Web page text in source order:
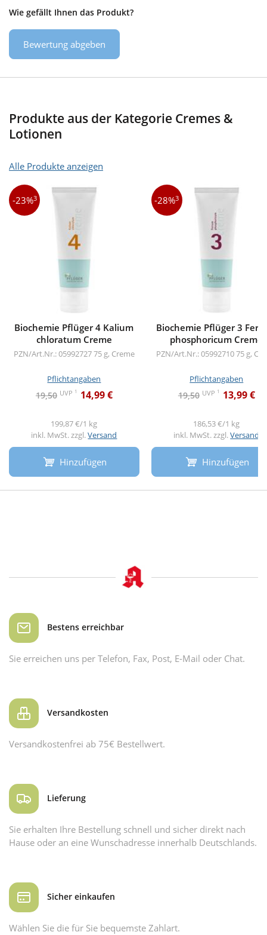
Wie gefällt Ihnen das Produkt?
Bewertung abgeben
Produkte aus der Kategorie Cremes &
Lotionen
Alle Produkte anzeigen
-23%3
Biochemie Pflüger 4 Kalium
chloratum Creme
PZN/Art.Nr.: 0599272775 g, Creme
Pflichtangaben
19,50 UVP 1 14,99 €
199,87 €/1 kg
inkl. MwSt. zzgl.Versand
Hinzufügen
-28%3
Biochemie Pflüger 3
phosphoricum Creme
PZN/Art.Nr.: 0599271075 g,
Pflichtangaben
19,50 UVP 1 13,99 €
186,53 €/1 kg
inkl. MwSt. zzgl.Versand
Hinzufügen
Bestens erreichbar
Sie erreichen uns per Telefon, Fax, Post, E-Mail oder Chat.
Versandkosten
Versandkostenfrei ab 75€ Bestellwert.
Lieferung
Sie erhalten Ihre Bestellung schnell und sicher direkt nach
Hause oder an eine Wunschadresse innerhalb Deutschlands.
Sicher einkaufen
Wählen Sie die für Sie bequemste Zahlart.